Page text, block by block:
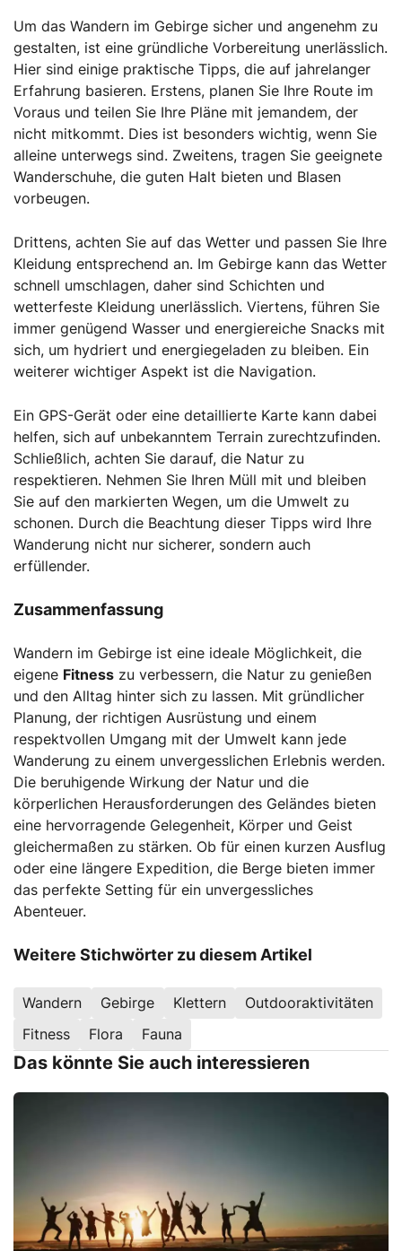
Um das Wandern im Gebirge sicher und angenehm zu
gestalten, ist eine gründliche Vorbereitung unerlässlich.
Hier sind einige praktische Tipps, die auf jahrelanger
Erfahrung basieren. Erstens, planen Sie Ihre Route im
Voraus und teilen Sie Ihre Pläne mit jemandem, der
nicht mitkommt. Dies ist besonders wichtig, wenn Sie
alleine unterwegs sind. Zweitens, tragen Sie geeignete
Wanderschuhe, die guten Halt bieten und Blasen
vorbeugen.
Drittens, achten Sie auf das Wetter und passen Sie Ihre
Kleidung entsprechend an. Im Gebirge kann das Wetter
schnell umschlagen, daher sind Schichten und
wetterfeste Kleidung unerlässlich. Viertens, führen Sie
immer genügend Wasser und energiereiche Snacks mit
sich, um hydriert und energiegeladen zu bleiben. Ein
weiterer wichtiger Aspekt ist die Navigation.
Ein GPS-Gerät oder eine detaillierte Karte kann dabei
helfen, sich auf unbekanntem Terrain zurechtzufinden.
Schließlich, achten Sie darauf, die Natur zu
respektieren. Nehmen Sie Ihren Müll mit und bleiben
Sie auf den markierten Wegen, um die Umwelt zu
schonen. Durch die Beachtung dieser Tipps wird Ihre
Wanderung nicht nur sicherer, sondern auch
erfüllender.
Zusammenfassung
Wandern im Gebirge ist eine ideale Möglichkeit, die
eigene Fitness zu verbessern, die Natur zu genießen
und den Alltag hinter sich zu lassen. Mit gründlicher
Planung, der richtigen Ausrüstung und einem
respektvollen Umgang mit der Umwelt kann jede
Wanderung zu einem unvergesslichen Erlebnis werden.
Die beruhigende Wirkung der Natur und die
körperlichen Herausforderungen des Geländes bieten
eine hervorragende Gelegenheit, Körper und Geist
gleichermaßen zu stärken. Ob für einen kurzen Ausflug
oder eine längere Expedition, die Berge bieten immer
das perfekte Setting für ein unvergessliches
Abenteuer.
Weitere Stichwörter zu diesem Artikel
Wandern Gebirge Klettern
Outdooraktivitäten
Fitness
Flora Fauna
Das könnte Sie auch interessieren